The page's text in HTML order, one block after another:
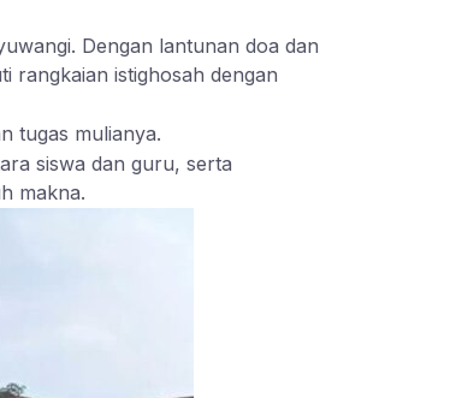
Dengan lantunan doa dan
rangkaian istighosah dengan
tugas mulianya.
siswa dan guru, serta
makna.